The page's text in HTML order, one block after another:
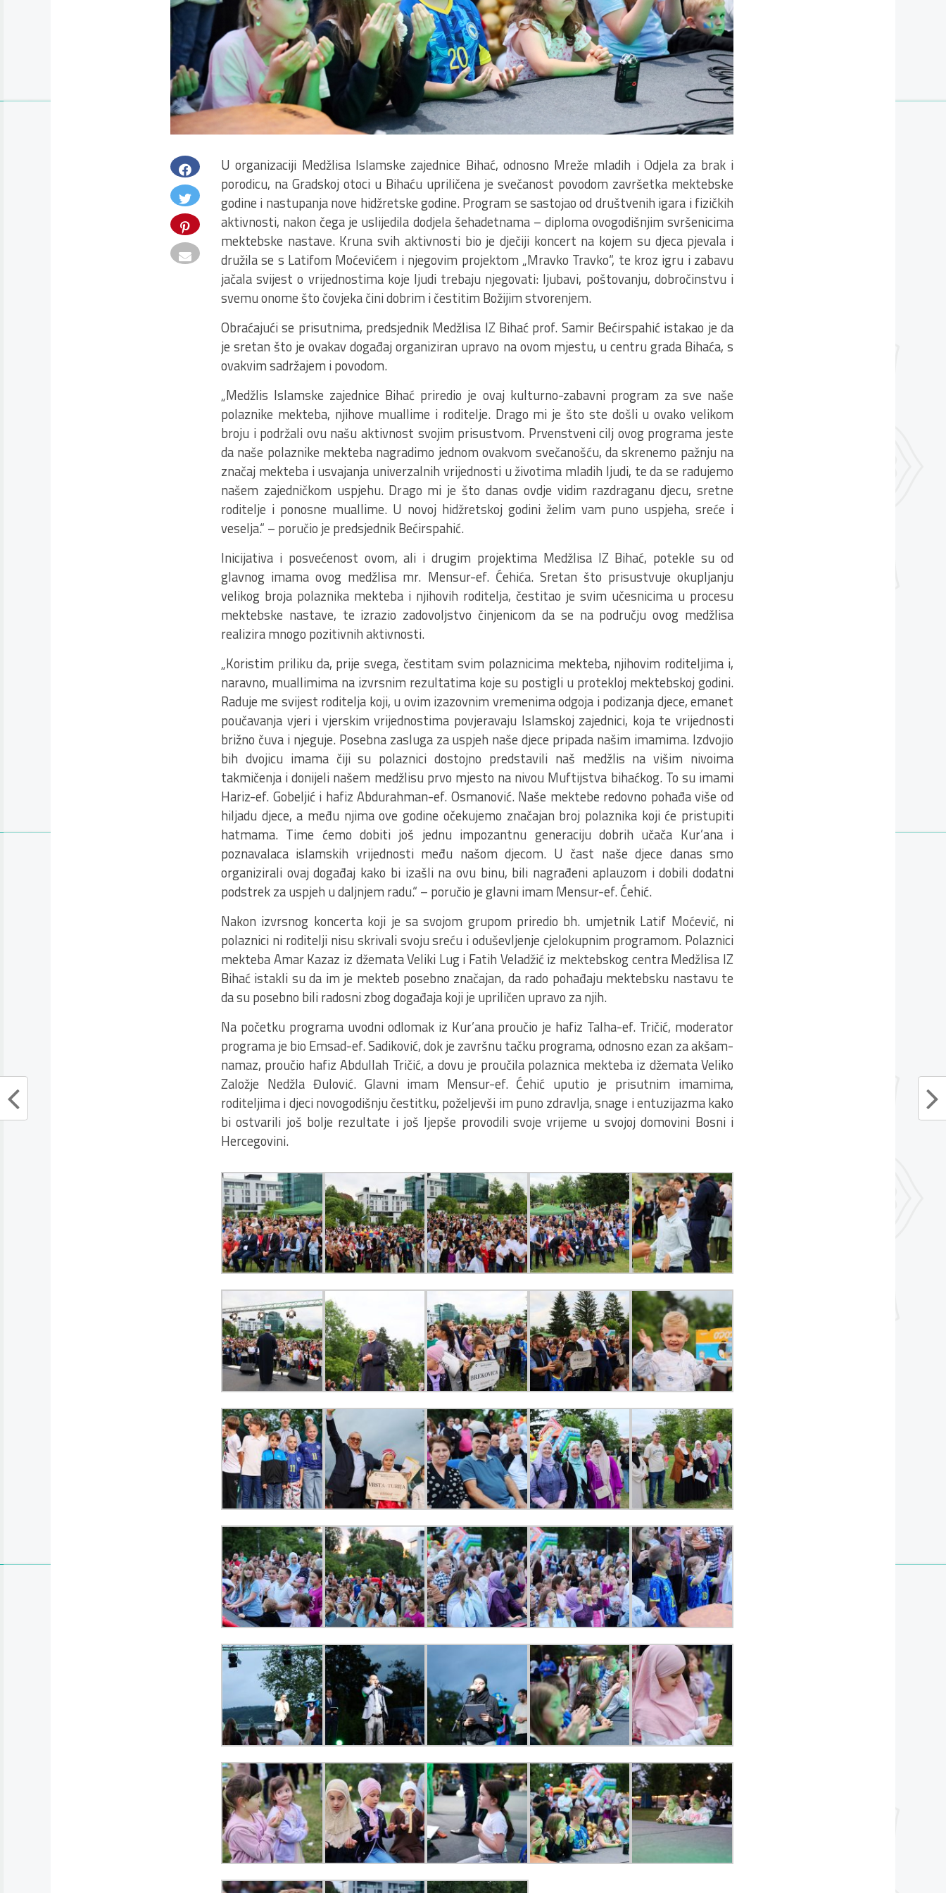
U organizaciji Medžlisa Islamske zajednice Bihać, odnosno Mreže mladih i Odjela za brak i
porodicu, na Gradskoj otoci u Bihaću upriličena je svečanost povodom završetka mektebske
godine i nastupanja nove hidžretske godine. Program se sastojao od društvenih igara i fizičkih
aktivnosti, nakon čega je uslijedila dodjela šehadetnama – diploma ovogodišnjim svršenicima
mektebske nastave. Kruna svih aktivnosti bio je dječiji koncert na kojem su djeca pjevala i
družila se s Latifom Moćevićem i njegovim projektom „Mravko Travko“, te kroz igru i zabavu
jačala svijest o vrijednostima koje ljudi trebaju njegovati: ljubavi, poštovanju, dobročinstvu i
svemu onome što čovjeka čini dobrim i čestitim Božijim stvorenjem.
Obraćajući se prisutnima, predsjednik Medžlisa IZ Bihać prof. Samir Bećirspahić istakao je da
je sretan što je ovakav događaj organiziran upravo na ovom mjestu, u centru grada Bihaća, s
ovakvim sadržajem i povodom.
„Medžlis Islamske zajednice Bihać priredio je ovaj kulturno-zabavni program za sve naše
polaznike mekteba, njihove muallime i roditelje. Drago mi je što ste došli u ovako velikom
broju i podržali ovu našu aktivnost svojim prisustvom. Prvenstveni cilj ovog programa jeste
da naše polaznike mekteba nagradimo jednom ovakvom svečanošću, da skrenemo pažnju na
značaj mekteba i usvajanja univerzalnih vrijednosti u životima mladih ljudi, te da se radujemo
našem zajedničkom uspjehu. Drago mi je što danas ovdje vidim razdraganu djecu, sretne
roditelje i ponosne muallime. U novoj hidžretskoj godini želim vam puno uspjeha, sreće i
veselja.“ – poručio je predsjednik Bećirspahić.
Inicijativa i posvećenost ovom, ali i drugim projektima Medžlisa IZ Bihać, potekle su od
glavnog imama ovog medžlisa mr. Mensur-ef. Ćehića. Sretan što prisustvuje okupljanju
velikog broja polaznika mekteba i njihovih roditelja, čestitao je svim učesnicima u procesu
mektebske nastave, te izrazio zadovoljstvo činjenicom da se na području ovog medžlisa
realizira mnogo pozitivnih aktivnosti.
„Koristim priliku da, prije svega, čestitam svim polaznicima mekteba, njihovim roditeljima i,
naravno, muallimima na izvrsnim rezultatima koje su postigli u protekloj mektebskoj godini.
Raduje me svijest roditelja koji, u ovim izazovnim vremenima odgoja i podizanja djece, emanet
poučavanja vjeri i vjerskim vrijednostima povjeravaju Islamskoj zajednici, koja te vrijednosti
brižno čuva i njeguje. Posebna zasluga za uspjeh naše djece pripada našim imamima. Izdvojio
bih dvojicu imama čiji su polaznici dostojno predstavili naš medžlis na višim nivoima
takmičenja i donijeli našem medžlisu prvo mjesto na nivou Muftijstva bihaćkog. To su imami
Hariz-ef. Gobeljić i hafiz Abdurahman-ef. Osmanović. Naše mektebe redovno pohađa više od
hiljadu djece, a među njima ove godine očekujemo značajan broj polaznika koji će pristupiti
hatmama. Time ćemo dobiti još jednu impozantnu generaciju dobrih učača Kur’ana i
poznavalaca islamskih vrijednosti među našom djecom. U čast naše djece danas smo
organizirali ovaj događaj kako bi izašli na ovu binu, bili nagrađeni aplauzom i dobili dodatni
podstrek za uspjeh u daljnjem radu.“ – poručio je glavni imam Mensur-ef. Ćehić.
Nakon izvrsnog koncerta koji je sa svojom grupom priredio bh. umjetnik Latif Moćević, ni
polaznici ni roditelji nisu skrivali svoju sreću i oduševljenje cjelokupnim programom. Polaznici
mekteba Amar Kazaz iz džemata Veliki Lug i Fatih Veladžić iz mektebskog centra Medžlisa IZ
Bihać istakli su da im je mekteb posebno značajan, da rado pohađaju mektebsku nastavu te
da su posebno bili radosni zbog događaja koji je upriličen upravo za njih.
Na početku programa uvodni odlomak iz Kur’ana proučio je hafiz Talha-ef. Tričić, moderator
programa je bio Emsad-ef. Sadiković, dok je završnu tačku programa, odnosno ezan za akšam-
namaz, proučio hafiz Abdullah Tričić, a dovu je proučila polaznica mekteba iz džemata Veliko
Založje Nedžla Đulović. Glavni imam Mensur-ef. Ćehić uputio je prisutnim imamima,
roditeljima i djeci novogodišnju čestitku, poželjevši im puno zdravlja, snage i entuzijazma kako
bi ostvarili još bolje rezultate i još ljepše provodili svoje vrijeme u svojoj domovini Bosni i
Hercegovini.